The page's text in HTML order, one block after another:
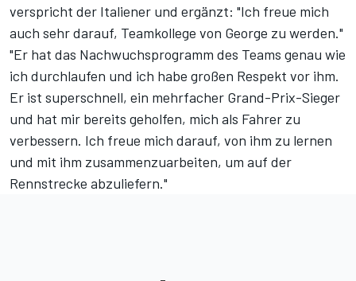
verspricht der Italiener und ergänzt: "Ich freue mich
auch sehr darauf, Teamkollege von George zu werden."
"Er hat das Nachwuchsprogramm des Teams genau wie
ich durchlaufen und ich habe großen Respekt vor ihm.
Er ist superschnell, ein mehrfacher Grand-Prix-Sieger
und hat mir bereits geholfen, mich als Fahrer zu
verbessern. Ich freue mich darauf, von ihm zu lernen
und mit ihm zusammenzuarbeiten, um auf der
Rennstrecke abzuliefern."